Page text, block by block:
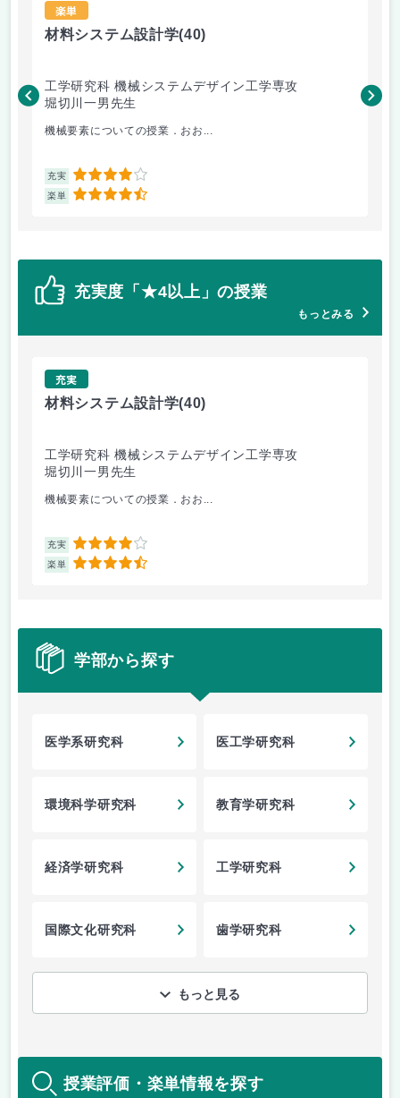
楽単
材料システム設計学(40)
工学研究科 機械システムデザイン工学専攻
堀切川一男先生
機械要素についての授業．おお...
充実 4
楽単 4.5
松
充実度「★4以上」の授業
もっとみる
充実
材料システム設計学(40)
工学研究科 機械システムデザイン工学専攻
堀切川一男先生
機械要素についての授業．おお...
充実 4
楽単 4.5
学部から探す
医学系研究科 医工学研究科
環境科学研究科 教育学研究科
経済学研究科 工学研究科
国際文化研究科 歯学研究科
もっと見る
授業評価・楽単情報を探す